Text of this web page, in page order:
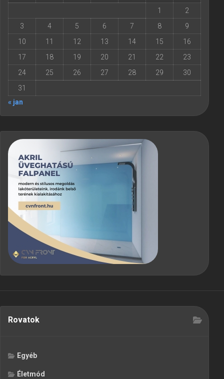
1
2
3
4 5 6 7 8
9
10
11 12 13 14 15
16
17
18 19 20 21 22
23
24
25 26 27 28 29
30
31
« jan
Rovatok
Egyéb
Életmód